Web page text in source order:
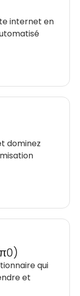
internet en
dominez
qui
et